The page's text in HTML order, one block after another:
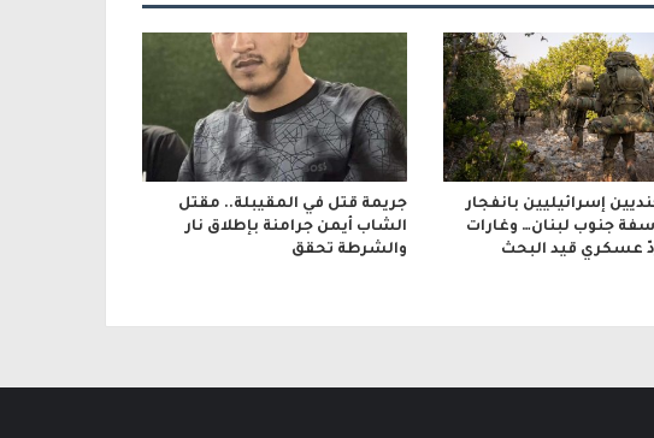
إسرائيليين بانفجار
جنوب لبنان… وغارات
عسكري قيد البحث
جريمة قتل في المقيبلة.. مقتل
الشاب أيمن جرامنة بإطلاق نار
والشرطة تحقق